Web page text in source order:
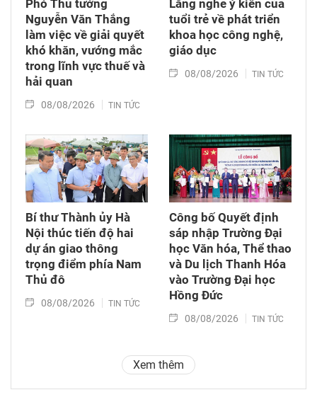
Phó Thủ tướng
Nguyễn Văn Thắng
làm việc về giải quyết
khó khăn, vướng mắc
trong lĩnh vực thuế và
hải quan
08/08/2026 TIN TỨC
Lắng nghe ý kiến của
tuổi trẻ về phát triển
khoa học công nghệ,
giáo dục
08/08/2026 TIN TỨC
Bí thư Thành ủy Hà
Nội thúc tiến độ hai
dự án giao thông
trọng điểm phía Nam
Thủ đô
08/08/2026 TIN TỨC
Công bố Quyết định
sáp nhập Trường Đại
học Văn hóa, Thể thao
và Du lịch Thanh Hóa
vào Trường Đại học
Hồng Đức
08/08/2026 TIN TỨC
Xem thêm